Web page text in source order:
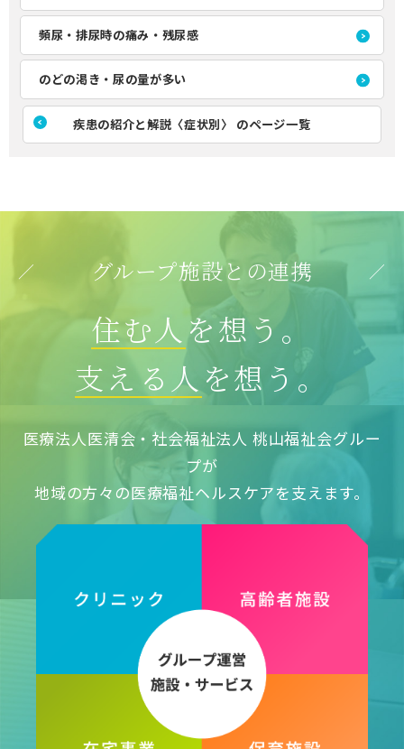
頻尿・排尿時の痛み・残尿感
のどの渇き・尿の量が多い
疾患の紹介と解説〈症状別〉 のページ一覧
グループ施設との連携
住む人を想う。
支える人 を想う。
医療法人医清会・社会福祉法人 桃山福祉会グルー
プが
地域の方々の医療福祉ヘルスケアを支えます。